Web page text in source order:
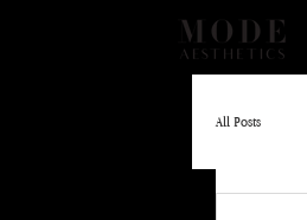
All Posts